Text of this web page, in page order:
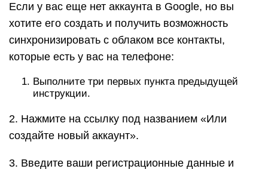
Если у вас еще нет аккаунта в Google, но вы
хотите его создать и получить возможность
синхронизировать с облаком все контакты,
которые есть у вас на телефоне:
Выполните три первых пункта предыдущей
инструкции.
2. Нажмите на ссылку под названием «Или
создайте новый аккаунт».
3. Введите ваши регистрационные данные и